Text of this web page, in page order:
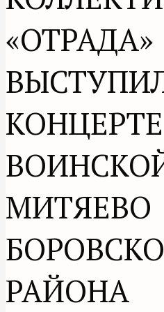
«ОТРАДА»
МИТЯЕВО
РАЙОНА